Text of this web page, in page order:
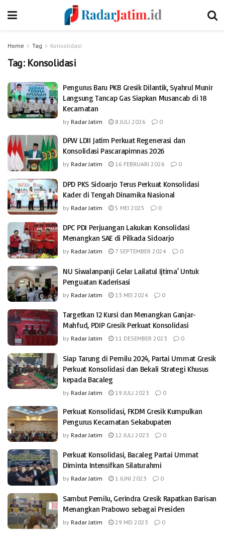
Home Tag Konsolidasi
Tag: Konsolidasi
Pengurus Baru PKB Gresik Dilantik, Syahrul Munir
Langsung Tancap Gas Siapkan Musancab di 18
Kecamatan
by Radar Jatim 8 JULI 2026 0
DPW LDII Jatim Perkuat Regenerasi dan
Konsolidasi Pascarapimnas 2026
by Radar Jatim 16 FEBRUARI 2026 0
DPD PKS Sidoarjo Terus Perkuat Konsolidasi
Kader di Tengah Dinamika Nasional
by Radar Jatim 5 MEI 2025 0
DPC PDI Perjuangan Lakukan Konsolidasi
Menangkan SAE di Pilkada Sidoarjo
by Radar Jatim 7 SEPTEMBER 2024 0
NU Siwalanpanji Gelar Lailatul Ijtima’ Untuk
Penguatan Kaderisasi
by Radar Jatim 13 MEI 2024 0
Targetkan 12 Kursi dan Menangkan Ganjar-
Mahfud, PDIP Gresik Perkuat Konsolidasi
by Radar Jatim 11 DESEMBER 2023 0
Siap Tarung di Pemilu 2024, Partai Ummat Gresik
Perkuat Konsolidasi dan Bekali Strategi Khusus
kepada Bacaleg
by Radar Jatim 19 JULI 2023 0
Perkuat Konsolidasi, FKDM Gresik Kumpulkan
Pengurus Kecamatan Sekabupaten
by Radar Jatim 12 JULI 2023 0
Perkuat Konsolidasi, Bacaleg Partai Ummat
Diminta Intensifkan Silaturahmi
by Radar Jatim 1 JUNI 2023 0
Sambut Pemilu, Gerindra Gresik Rapatkan Barisan
Menangkan Prabowo sebagai Presiden
by Radar Jatim 29 MEI 2023 0